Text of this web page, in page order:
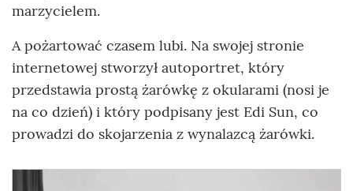
marzycielem.
A pożartować czasem lubi. Na swojej stronie
internetowej stworzył autoportret, który
przedstawia prostą żarówkę z okularami (nosi je
na co dzień) i który podpisany jest Edi Sun, co
prowadzi do skojarzenia z wynalazcą żarówki.